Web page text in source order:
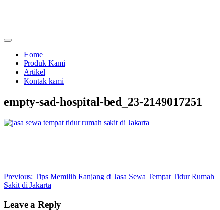
Home
Produk Kami
Artikel
Kontak kami
empty-sad-hospital-bed_23-2149017251
Post
navigation
Previous: Tips Memilih Ranjang di Jasa Sewa Tempat Tidur Rumah
Sakit di Jakarta
Leave a Reply